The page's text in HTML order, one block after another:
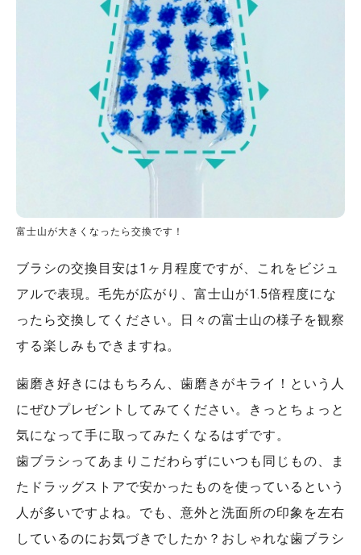
富士山が大きくなったら交換です！
ブラシの交換目安は1ヶ月程度ですが、これをビジュ
アルで表現。毛先が広がり、富士山が1.5倍程度にな
ったら交換してください。日々の富士山の様子を観察
する楽しみもできますね。
歯磨き好きにはもちろん、歯磨きがキライ！という人
にぜひプレゼントしてみてください。きっとちょっと
気になって手に取ってみたくなるはずです。
歯ブラシってあまりこだわらずにいつも同じもの、ま
たドラッグストアで安かったものを使っているという
人が多いですよね。でも、意外と洗面所の印象を左右
しているのにお気づきでしたか？おしゃれな歯ブラシ